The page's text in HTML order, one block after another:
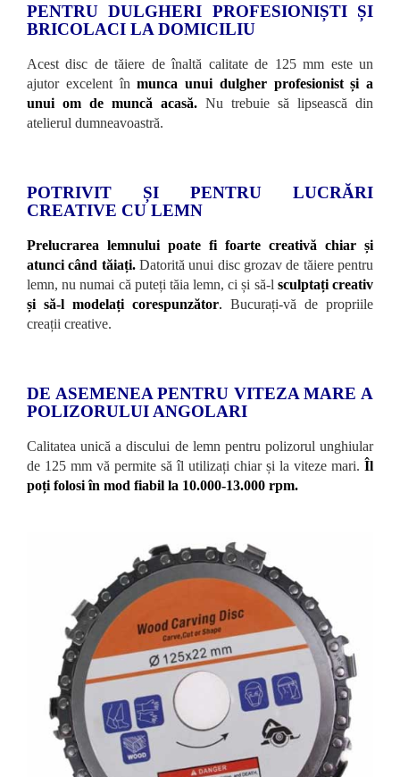
PENTRU DULGHERI PROFESIONIȘTI ȘI
BRICOLACI LA DOMICILIU
Acest disc de tăiere de înaltă calitate de 125 mm este un
ajutor excelent înmunca unui dulgher profesionist și a
unui om de muncă acasă. Nu trebuie să lipsească din
atelierul dumneavoastră.
POTRIVIT ȘI PENTRU LUCRĂRI
CREATIVE CU LEMN
Prelucrarea lemnului poate fi foarte creativă chiar și
atunci când tăiați.Datorită unui disc grozav de tăiere pentru
lemn, nu numai că puteți tăia lemn, ci și să-l sculptați creativ
și să-l modelați corespunzător. Bucurați-vă de propriile
creații creative.
DE ASEMENEA PENTRU VITEZA MARE A
POLIZORULUI ANGOLARI
Calitatea unică a discului de lemn pentru polizorul unghiular
de 125 mm vă permite să îl utilizați chiar și la viteze mari. Îl
poți folosi în mod fiabil la 10.000-13.000 rpm.